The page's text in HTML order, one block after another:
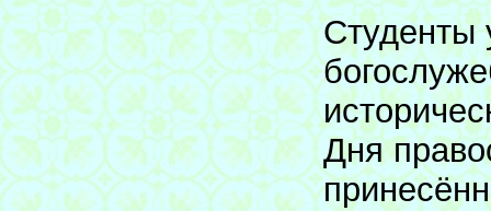
Студенты
Дня